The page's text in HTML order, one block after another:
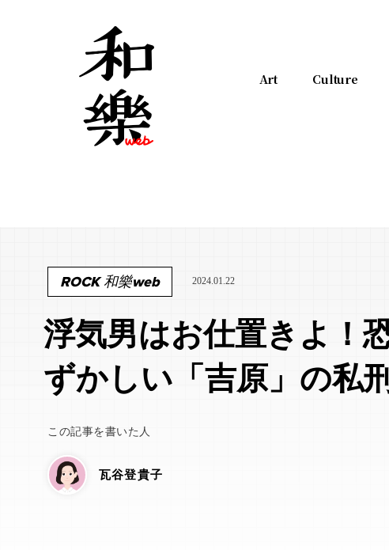
Art Culture
ROCK 和樂web 2024.01.22
浮気男はお仕置きよ！
ずかしい「吉原」の私
この記事を書いた人
瓦谷登貴子